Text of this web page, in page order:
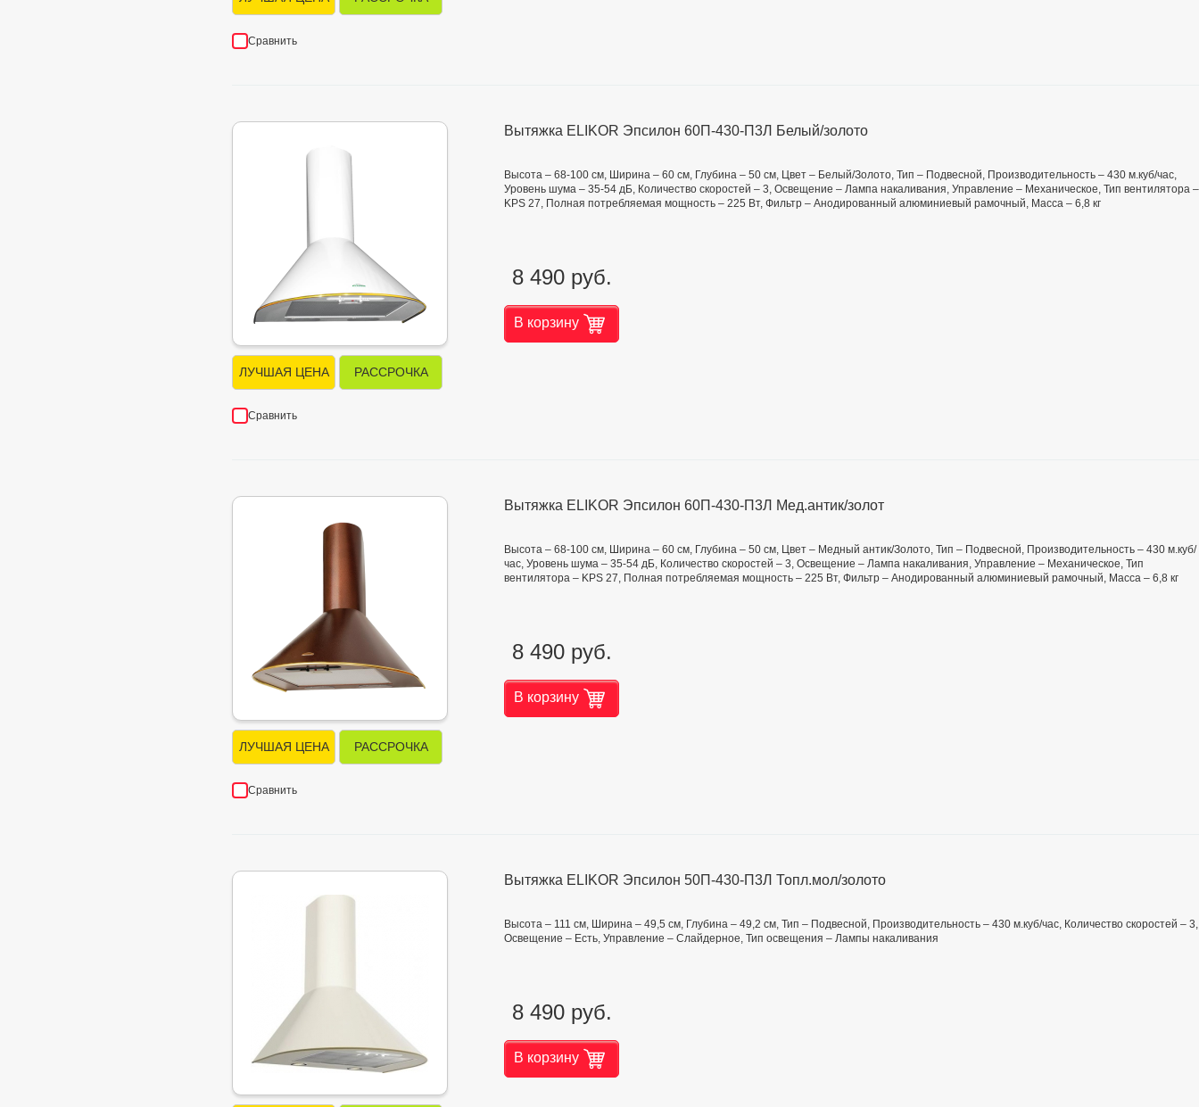
Сравнить
ЛУЧШАЯ ЦЕНА РАССРОЧКА
Сравнить
Вытяжка ELIKOR Эпсилон 60П-430-П3Л Белый/золото
Высота – 68-100 см, Ширина – 60 см, Глубина – 50 см, Цвет – Белый/Золото, Тип – Подвесной, Производительность – 430 м.куб/час,
Уровень шума – 35-54 дБ, Количество скоростей – 3, Освещение – Лампа накаливания, Управление – Механическое, Тип вентилятора –
KPS 27, Полная потребляемая мощность – 225 Вт, Фильтр – Анодированный алюминиевый рамочный, Масса – 6,8 кг
8 490 руб.
В корзину
ЛУЧШАЯ ЦЕНА РАССРОЧКА
Сравнить
Вытяжка ELIKOR Эпсилон 60П-430-П3Л Мед.антик/золот
Высота – 68-100 см, Ширина – 60 см, Глубина – 50 см, Цвет – Медный антик/Золото, Тип – Подвесной, Производительность – 430 м.куб/
час, Уровень шума – 35-54 дБ, Количество скоростей – 3, Освещение – Лампа накаливания, Управление – Механическое, Тип
вентилятора – KPS 27, Полная потребляемая мощность – 225 Вт, Фильтр – Анодированный алюминиевый рамочный, Масса – 6,8 кг
8 490 руб.
В корзину
Вытяжка ELIKOR Эпсилон 50П-430-П3Л Топл.мол/золото
Высота – 111 см, Ширина – 49,5 см, Глубина – 49,2 см, Тип – Подвесной, Производительность – 430 м.куб/час, Количество скоростей – 3,
Освещение – Есть, Управление – Слайдерное, Тип освещения – Лампы накаливания
8 490 руб.
В корзину